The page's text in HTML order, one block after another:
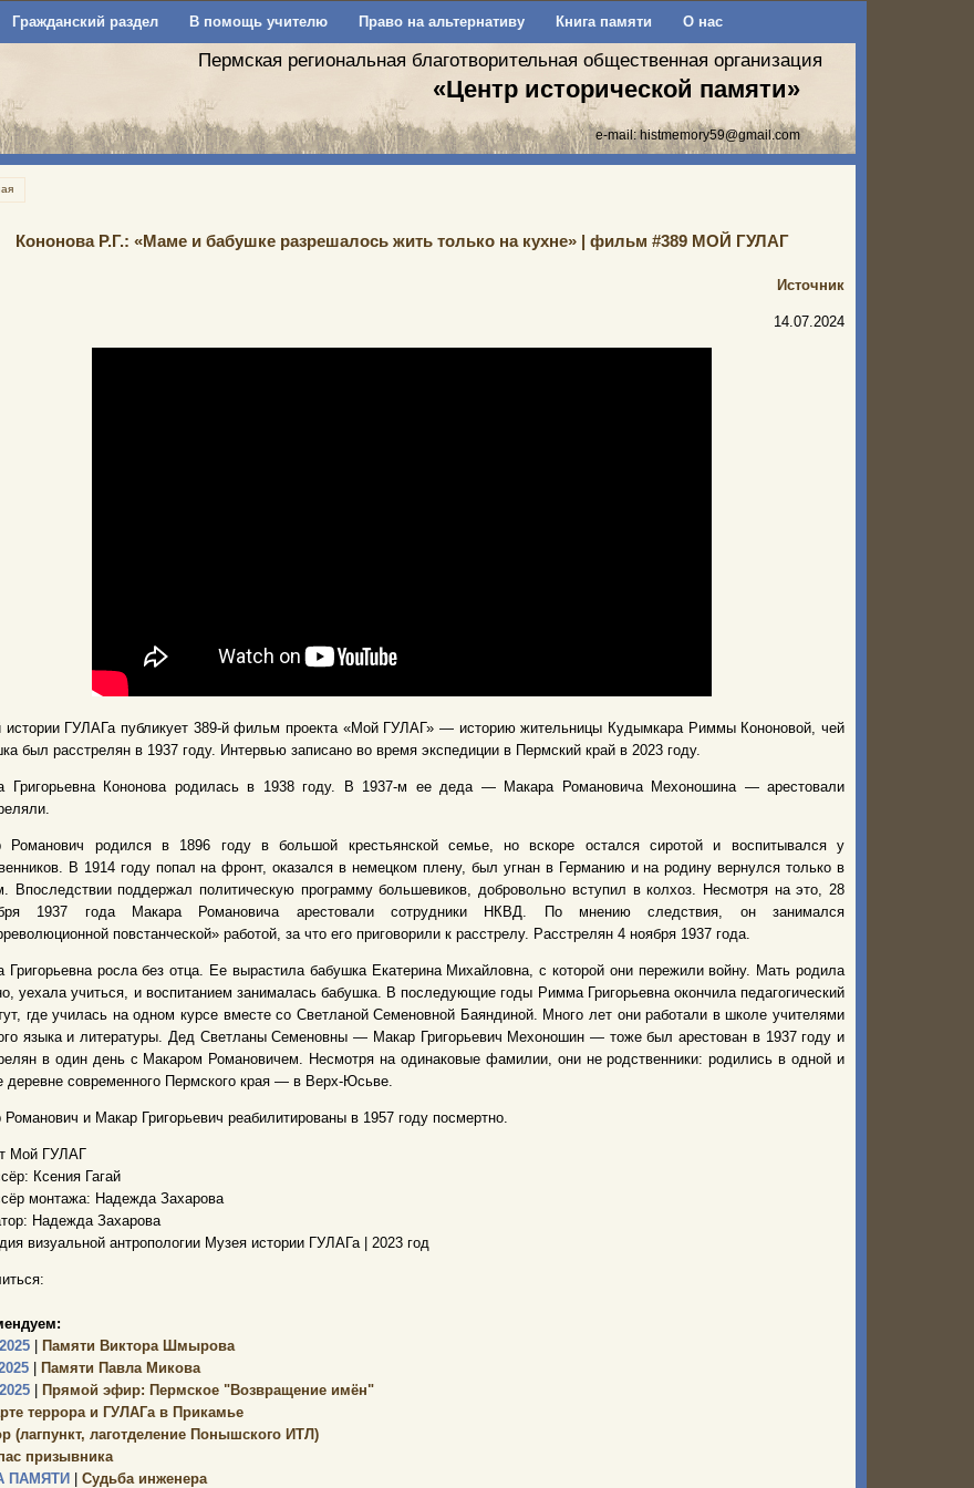
Гражданский раздел В помощь учителю Право на альтернативу Книга памяти О нас
Пермская региональная благотворительная общественная организация
«Центр исторической памяти»
e-mail:histmemory59@gmail.com
Кононова Р.Г.: «Маме и бабушке разрешалось жить только на кухне» | фильм #389 МОЙ ГУЛАГ
Источник
14.07.2024
истории ГУЛАГа публикует 389-й фильм проекта «Мой ГУЛАГ» — историю жительницы Кудымкара Риммы Кононовой, чей
был расстрелян в 1937 году. Интервью записано во время экспедиции в Пермский край в 2023 году.
Григорьевна Кононова родилась в 1938 году. В 1937-м ее деда — Макара Романовича Мехоношина — арестовали
Романович родился в 1896 году в большой крестьянской семье, но вскоре остался сиротой и воспитывался у
В 1914 году попал на фронт, оказался в немецком плену, был угнан в Германию и на родину вернулся только в
Впоследствии поддержал политическую программу большевиков, добровольно вступил в колхоз. Несмотря на это, 28
1937 года Макара Романовича арестовали сотрудники НКВД. По мнению следствия, он занимался
повстанческой» работой, за что его приговорили к расстрелу. Расстрелян 4 ноября 1937 года.
Григорьевна росла без отца. Ее вырастила бабушка Екатерина Михайловна, с которой они пережили войну. Мать родила
уехала учиться, и воспитанием занималась бабушка. В последующие годы Римма Григорьевна окончила педагогический
где училась на одном курсе вместе со Светланой Семеновной Баяндиной. Много лет они работали в школе учителями
языка и литературы. Дед Светланы Семеновны — Макар Григорьевич Мехоношин — тоже был арестован в 1937 году и
в один день с Макаром Романовичем. Несмотря на одинаковые фамилии, они не родственники: родились в одной и
деревне современного Пермского края — в Верх-Юсьве.
Романович и Макар Григорьевич реабилитированы в 1957 году посмертно.
Мой ГУЛАГ
Ксения Гагай
монтажа: Надежда Захарова
Надежда Захарова
визуальной антропологии Музея истории ГУЛАГа | 2023 год
Памяти Виктора Шмырова
Памяти Павла Микова
Прямой эфир: Пермское "Возвращение имён"
террора и ГУЛАГа в Прикамье
(лагпункт, лаготделение Понышского ИТЛ)
призывника
ПАМЯТИ
Судьба инженера